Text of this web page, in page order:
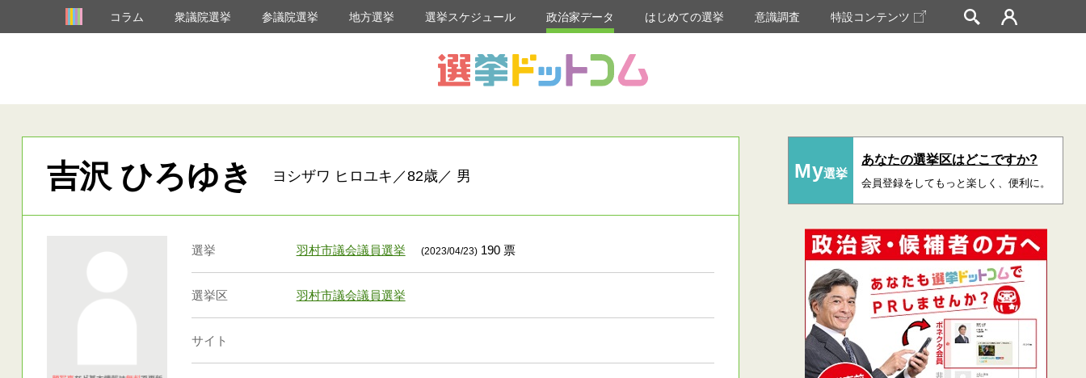
コラム 衆議院選挙 参議院選挙 地方選挙 選挙スケジュール 政治家データ はじめての選挙 意識調査 特設コンテンツ
吉沢 ひろゆき ヨシザワ ヒロユキ／82歳／ 男
選挙 羽村市議会議員選挙 (2023/04/23)190 票
選挙区 羽村市議会議員選挙
サイト
My選挙
あなたの選挙区はどこですか?
会員登録をしてもっと楽しく、便利に。